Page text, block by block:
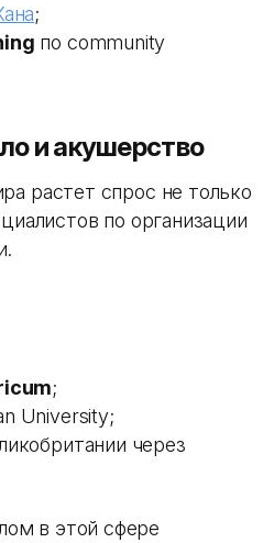
;
по community
и акушерство
растет спрос не только
по организации
;
University;
через
в этой сфере